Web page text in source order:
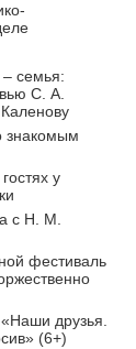
– семья:
С. А.
знакомым
у
с Н. М.
фестиваль
друзья.
(6+)